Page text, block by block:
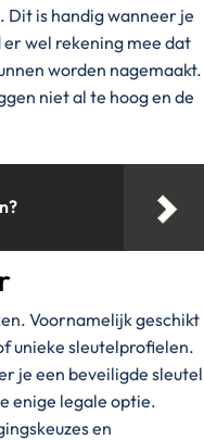
Dit is handig wanneer je
wel rekening mee dat
worden nagemaakt.
niet al te hoog en de
Voornamelijk geschikt
unieke sleutelprofielen.
je een beveiligde sleutel
enige legale optie.
en